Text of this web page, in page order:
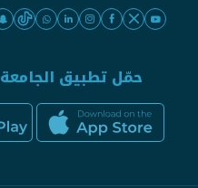
حمّل تطبيق الجامعة